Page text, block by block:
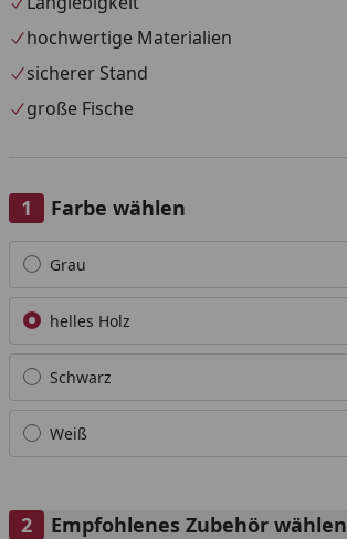
hochwertige Materialien
sicherer Stand
große Fische
Farbe wählen
Alle anzeigen (4)
Grau
helles Holz
Schwarz
Weiß
Empfohlenes Zubehör wählen